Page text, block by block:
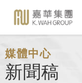
媒體中心
新聞稿